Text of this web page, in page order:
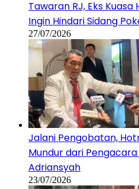
Tawaran RJ, Eks
Ingin Hindari Sidang
27/07/2026
Jalani Pengobatan,
Mundur dari
Adriansyah
23/07/2026